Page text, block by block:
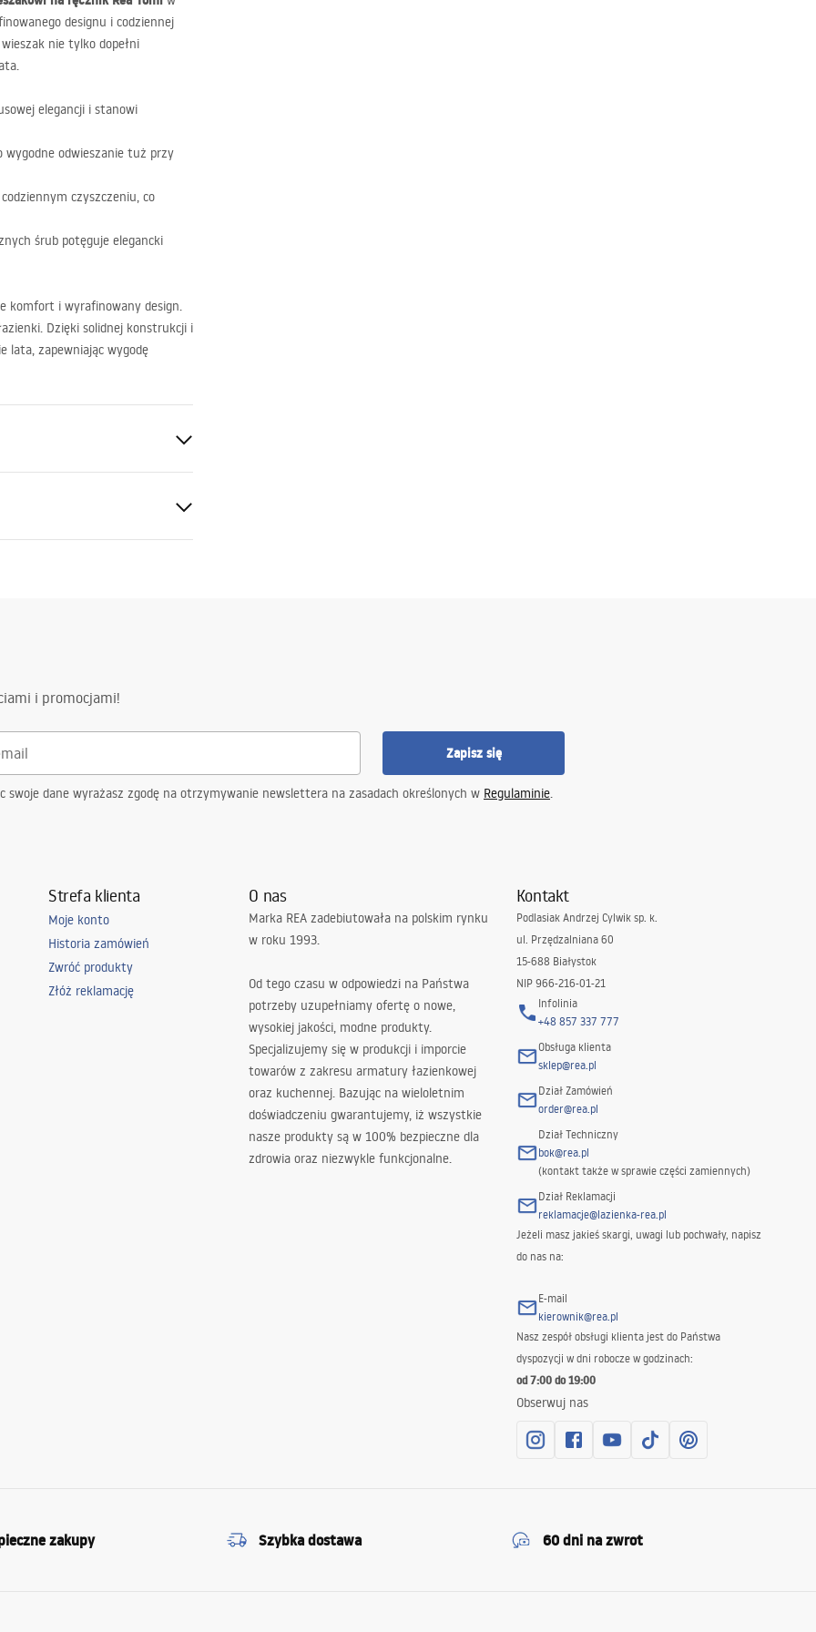
designu i codziennej
nie tylko dopełni
elegancji i stanowi
wygodne odwieszanie tuż przy
czyszczeniu, co
śrub potęguje elegancki
komfort i wyrafinowany design.
Dzięki solidnej konstrukcji i
lata, zapewniając wygodę
i promocjami!
Zapisz się
swoje dane wyrażasz zgodę na otrzymywanie newslettera na zasadach określonych w Regulaminie.
Strefa klienta
Moje konto
Historia zamówień
Zwróć produkty
Złóż reklamację
O nas
Marka REA zadebiutowała na polskim rynku
w roku 1993.
Od tego czasu w odpowiedzi na Państwa
potrzeby uzupełniamy ofertę o nowe,
wysokiej jakości, modne produkty.
Specjalizujemy się w produkcji i imporcie
towarów z zakresu armatury łazienkowej
oraz kuchennej. Bazując na wieloletnim
doświadczeniu gwarantujemy, iż wszystkie
nasze produkty są w 100% bezpieczne dla
zdrowia oraz niezwykle funkcjonalne.
Kontakt
Podlasiak Andrzej Cylwik sp. k.
ul. Przędzalniana 60
15-688 Białystok
NIP 966-216-01-21
Infolinia
+48 857 337 777
Obsługa klienta
sklep@rea.pl
Dział Zamówień
order@rea.pl
Dział Techniczny
bok@rea.pl
(kontakt także w sprawie części zamiennych)
Dział Reklamacji
reklamacje@lazienka-rea.pl
Jeżeli masz jakieś skargi, uwagi lub pochwały, napisz
do nas na:
E-mail
kierownik@rea.pl
Nasz zespół obsługi klienta jest do Państwa
dyspozycji w dni robocze w godzinach:
od 7:00 do 19:00
Obserwuj nas
zakupy Szybka dostawa 60 dni na zwrot